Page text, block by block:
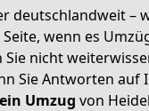
deutschlandweit –
wenn es
nicht
Sie Antworten auf
Umzug von